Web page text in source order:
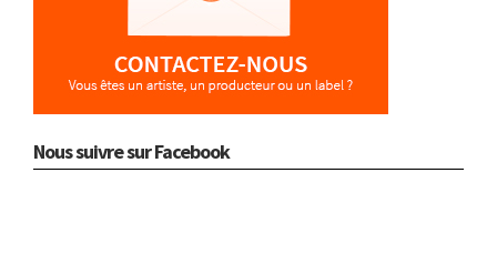
Nous suivre sur Facebook